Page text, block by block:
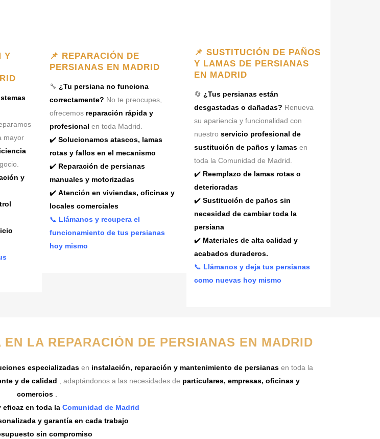
Y
mayor
y
📌 REPARACIÓN DE
PERSIANAS EN MADRID
🔧 ¿Tu persiana no funciona
correctamente? No te preocupes,
ofrecemos reparación rápida y
profesional en toda Madrid.
✔️ Solucionamos atascos, lamas
rotas y fallos en el mecanismo
✔️ Reparación de persianas
manuales y motorizadas
✔️ Atención en viviendas, oficinas y
locales comerciales
📞 Llámanos y recupera el
funcionamiento de tus persianas
hoy mismo
📌 SUSTITUCIÓN DE PAÑOS
Y LAMAS DE PERSIANAS
EN MADRID
🔄 ¿Tus persianas están
desgastadas o dañadas? Renueva
su apariencia y funcionalidad con
nuestro servicio profesional de
sustitución de paños y lamasen
toda la Comunidad de Madrid.
✔️ Reemplazo de lamas rotas o
deterioradas
✔️ Sustitución de paños sin
necesidad de cambiar toda la
persiana
✔️ Materiales de alta calidad y
acabados duraderos.
📞 Llámanos y deja tus persianas
como nuevas hoy mismo
LA REPARACIÓN DE PERSIANAS EN MADRID
especializadas en instalación, reparación y mantenimiento de persianas en toda la
y de calidad , adaptándonos a las necesidades de particulares, empresas, oficinas y
comercios.
eficaz en toda la Comunidad de Madrid
y garantía en cada trabajo
sin compromiso